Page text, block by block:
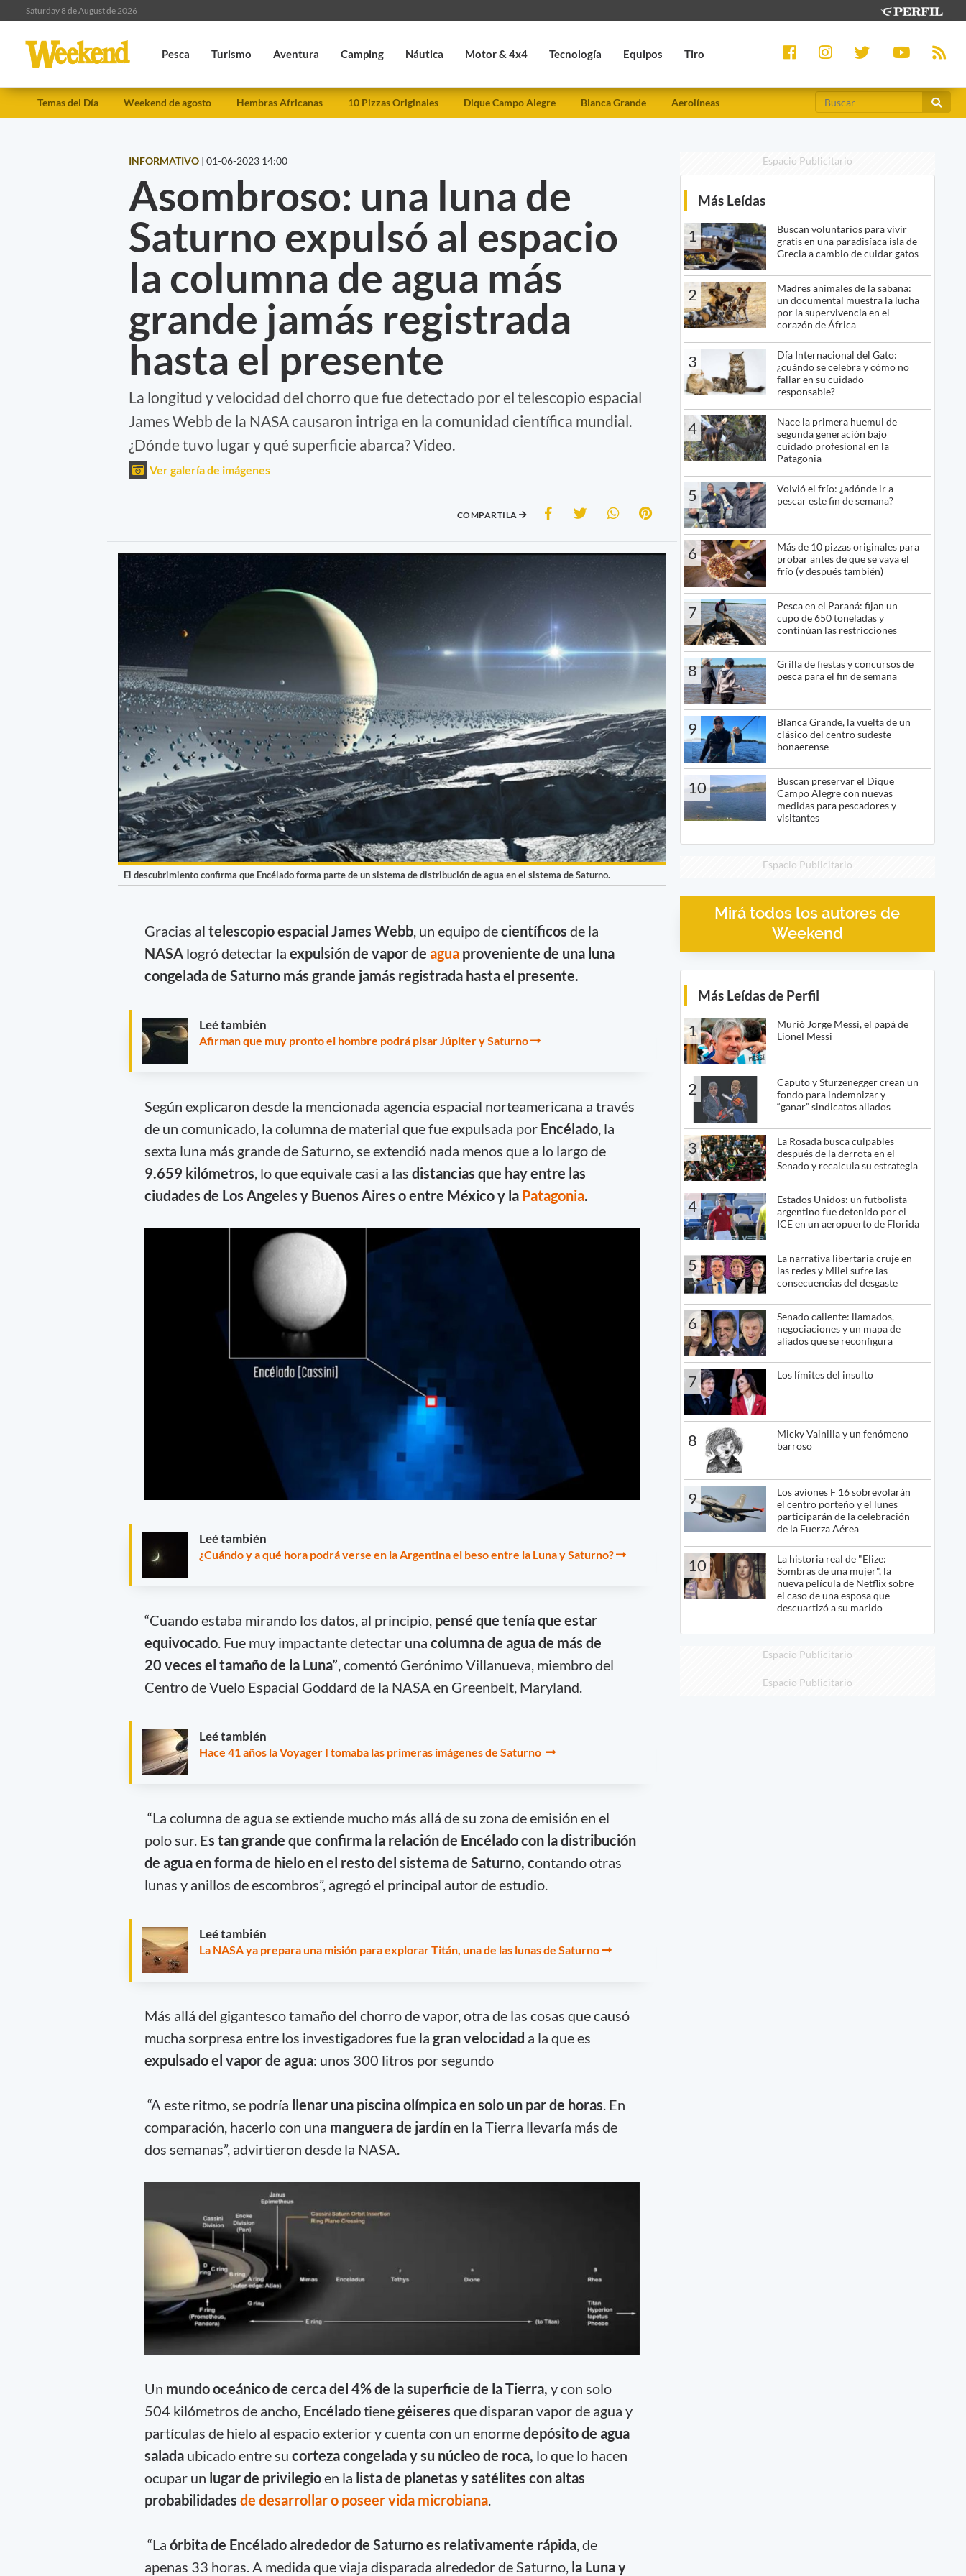
Saturday 8 de August de 2026
Pesca Turismo Aventura Camping Náutica Motor & 4x4 Tecnología Equipos Tiro
Temas del Día Weekend de agosto Hembras Africanas 10 Pizzas Originales Dique Campo Alegre Blanca Grande Aerolíneas
INFORMATIVO | 01-06-2023 14:00
Asombroso: una luna de
Saturno expulsó al espacio
la columna de agua más
grande jamás registrada
hasta el presente
La longitud y velocidad del chorro que fue detectado por el telescopio espacial
James Webb de la NASA causaron intriga en la comunidad científica mundial.
¿Dónde tuvo lugar y qué superficie abarca? Video.
Ver galería de imágenes
COMPARTILA
El descubrimiento confirma que Encélado forma parte de un sistema de distribución de agua en el sistema de Saturno.
Gracias al telescopio espacial James Webb, un equipo decientíficos de la
NASAlogró detectar la expulsión de vapor de agua proveniente de una luna
congelada de Saturno más grande jamás registrada hasta el presente.
Leé también
Afirman que muy pronto el hombre podrá pisar Júpiter y Saturno
Según explicaron desde la mencionada agencia espacial norteamericana a través
de un comunicado, la columna de material que fue expulsada por Encélado, la
sexta luna más grande de Saturno, se extendió nada menos que a lo largo de
9.659 kilómetros , lo que equivale casi a las distancias que hay entre las
ciudades de Los Angeles y Buenos Aires o entre México y la Patagonia.
Leé también
¿Cuándo y a qué hora podrá verse en la Argentina el beso entre la Luna y Saturno?
“Cuando estaba mirando los datos, al principio, pensé que tenía que estar
equivocado. Fue muy impactante detectar una columna de agua de más de
20 veces el tamaño de la Luna” , comentó Gerónimo Villanueva, miembro del
Centro de Vuelo Espacial Goddard de la NASA en Greenbelt, Maryland.
Leé también
Hace 41 años la Voyager I tomaba las primeras imágenes de Saturno
“La columna de agua se extiende mucho más allá de su zona de emisión en el
polo sur. Es tan grande que confirma la relación de Encélado con la distribución
de agua en forma de hielo en el resto del sistema de Saturno, contando otras
lunas y anillos de escombros”, agregó el principal autor de estudio.
Leé también
La NASA ya prepara una misión para explorar Titán, una de las lunas de Saturno
Más allá del gigantesco tamaño del chorro de vapor, otra de las cosas que causó
mucha sorpresa entre los investigadores fue la gran velocidad a la que es
expulsado el vapor de agua: unos 300 litros por segundo
“A este ritmo, se podría llenar una piscina olímpica en solo un par de horas . En
comparación, hacerlo con una manguera de jardínen la Tierra llevaría más de
dos semanas”, advirtieron desde la NASA.
Un mundo oceánico de cerca del 4% de la superficie de la Tierra, y con solo
504 kilómetros de ancho,Encéladotienegéiseres que disparan vapor de agua y
partículas de hielo al espacio exterior y cuenta con un enormedepósito de agua
saladaubicado entre su corteza congelada y su núcleo de roca, lo que lo hacen
ocupar un lugar de privilegioen la lista de planetas y satélites con altas
probabilidades de desarrollar o poseer vida microbiana.
“La órbita de Encélado alrededor de Saturno es relativamente rápida, de
apenas 33 horas. A medida que viaja disparada alrededor de Saturno, la Luna y
Espacio Publicitario
Más Leídas
1
Buscan voluntarios para vivir
gratis en una paradisíaca isla de
Grecia a cambio de cuidar gatos
2
Madres animales de la sabana:
un documental muestra la lucha
por la supervivencia en el
corazón de África
3
Día Internacional del Gato:
¿cuándo se celebra y cómo no
fallar en su cuidado
responsable?
4
Nace la primera huemul de
segunda generación bajo
cuidado profesional en la
Patagonia
5
Volvió el frío: ¿adónde ir a
pescar este fin de semana?
6
Más de 10 pizzas originales para
probar antes de que se vaya el
frío (y después también)
7
Pesca en el Paraná: fijan un
cupo de 650 toneladas y
continúan las restricciones
8
Grilla de fiestas y concursos de
pesca para el fin de semana
9
Blanca Grande, la vuelta de un
clásico del centro sudeste
bonaerense
10
Buscan preservar el Dique
Campo Alegre con nuevas
medidas para pescadores y
visitantes
Espacio Publicitario
Mirá todos los autores de
Weekend
Más Leídas de Perfil
1
Murió Jorge Messi, el papá de
Lionel Messi
2
Caputo y Sturzenegger crean un
fondo para indemnizar y
“ganar” sindicatos aliados
3
La Rosada busca culpables
después de la derrota en el
Senado y recalcula su estrategia
4
Estados Unidos: un futbolista
argentino fue detenido por el
ICE en un aeropuerto de Florida
5
La narrativa libertaria cruje en
las redes y Milei sufre las
consecuencias del desgaste
6
Senado caliente: llamados,
negociaciones y un mapa de
aliados que se reconfigura
7 Los límites del insulto
8
Micky Vainilla y un fenómeno
barroso
9
Los aviones F 16 sobrevolarán
el centro porteño y el lunes
participarán de la celebración
de la Fuerza Aérea
10
La historia real de "Elize:
Sombras de una mujer", la
nueva película de Netflix sobre
el caso de una esposa que
descuartizó a su marido
Espacio Publicitario
Espacio Publicitario